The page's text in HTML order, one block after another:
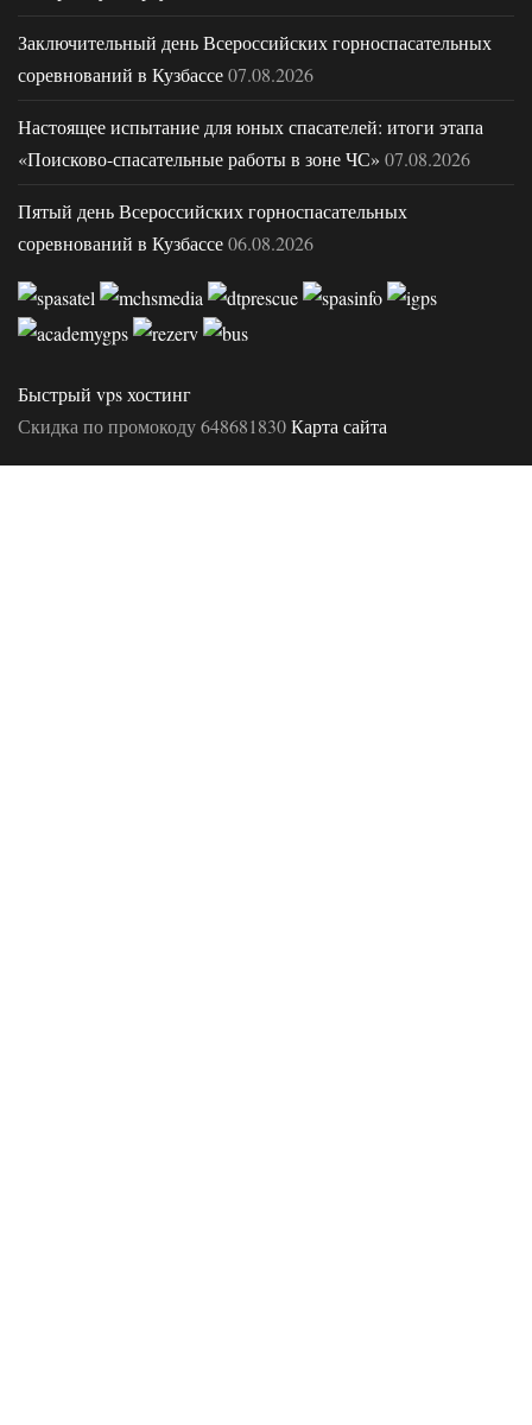
Заключительный день Всероссийских горноспасательных
соревнований в Кузбассе07.08.2026
Настоящее испытание для юных спасателей: итоги этапа
«Поисково-спасательные работы в зоне ЧС» 07.08.2026
Пятый день Всероссийских горноспасательных
соревнований в Кузбассе06.08.2026
Быстрый vps хостинг
Скидка по промокоду 648681830Карта сайта